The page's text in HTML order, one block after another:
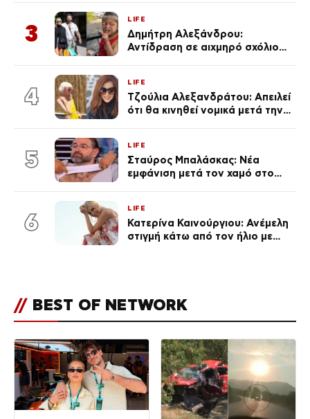
του Θεού»
3
LIFE
Δημήτρη Αλεξάνδρου:
Αντίδραση σε αιχμηρό σχόλιο
4
LIFE
Τζούλια Αλεξανδράτου: Απειλεί
ότι θα κινηθεί νομικά μετά την
5
LIFE
Σταύρος Μπαλάσκας: Νέα
εμφάνιση μετά τον χαμό στο
6
LIFE
Κατερίνα Καινούργιου: Ανέμελη
στιγμή κάτω από τον ήλιο με
// BEST OF NETWORK